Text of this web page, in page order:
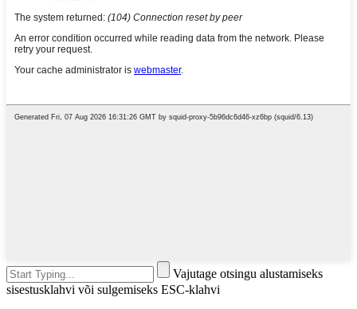
Vajutage otsingu alustamiseks
sisestusklahvi või sulgemiseks ESC-klahvi